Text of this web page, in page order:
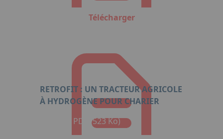
Télécharger
RETROFIT : UN TRACTEUR AGRICOLE
À HYDROGÈNE POUR CHARIER
Format : PDF (523 Ko)